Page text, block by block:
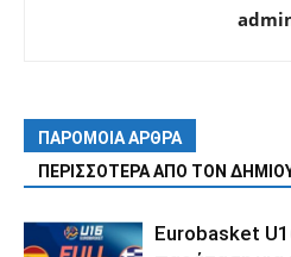
ΠΑΡΟΜΟΙΑ ΑΡΘΡΑ
ΠΕΡΙΣΣΟΤΕΡΑ ΑΠΟ ΤΟΝ
Eurobasket